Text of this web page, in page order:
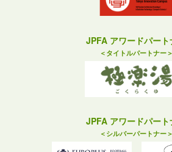
JPFA アワードパート
＜タイトルパートナー＞
JPFA アワードパート
＜シルバーパートナー＞